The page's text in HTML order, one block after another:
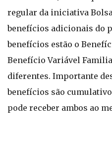
regular da iniciativa
benefícios adicionais do
benefícios estão o
Benefício Variável
diferentes. Importante
benefícios são
pode receber ambos ao